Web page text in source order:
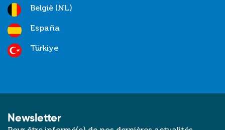
België (NL)
España
Türkiye
Newsletter